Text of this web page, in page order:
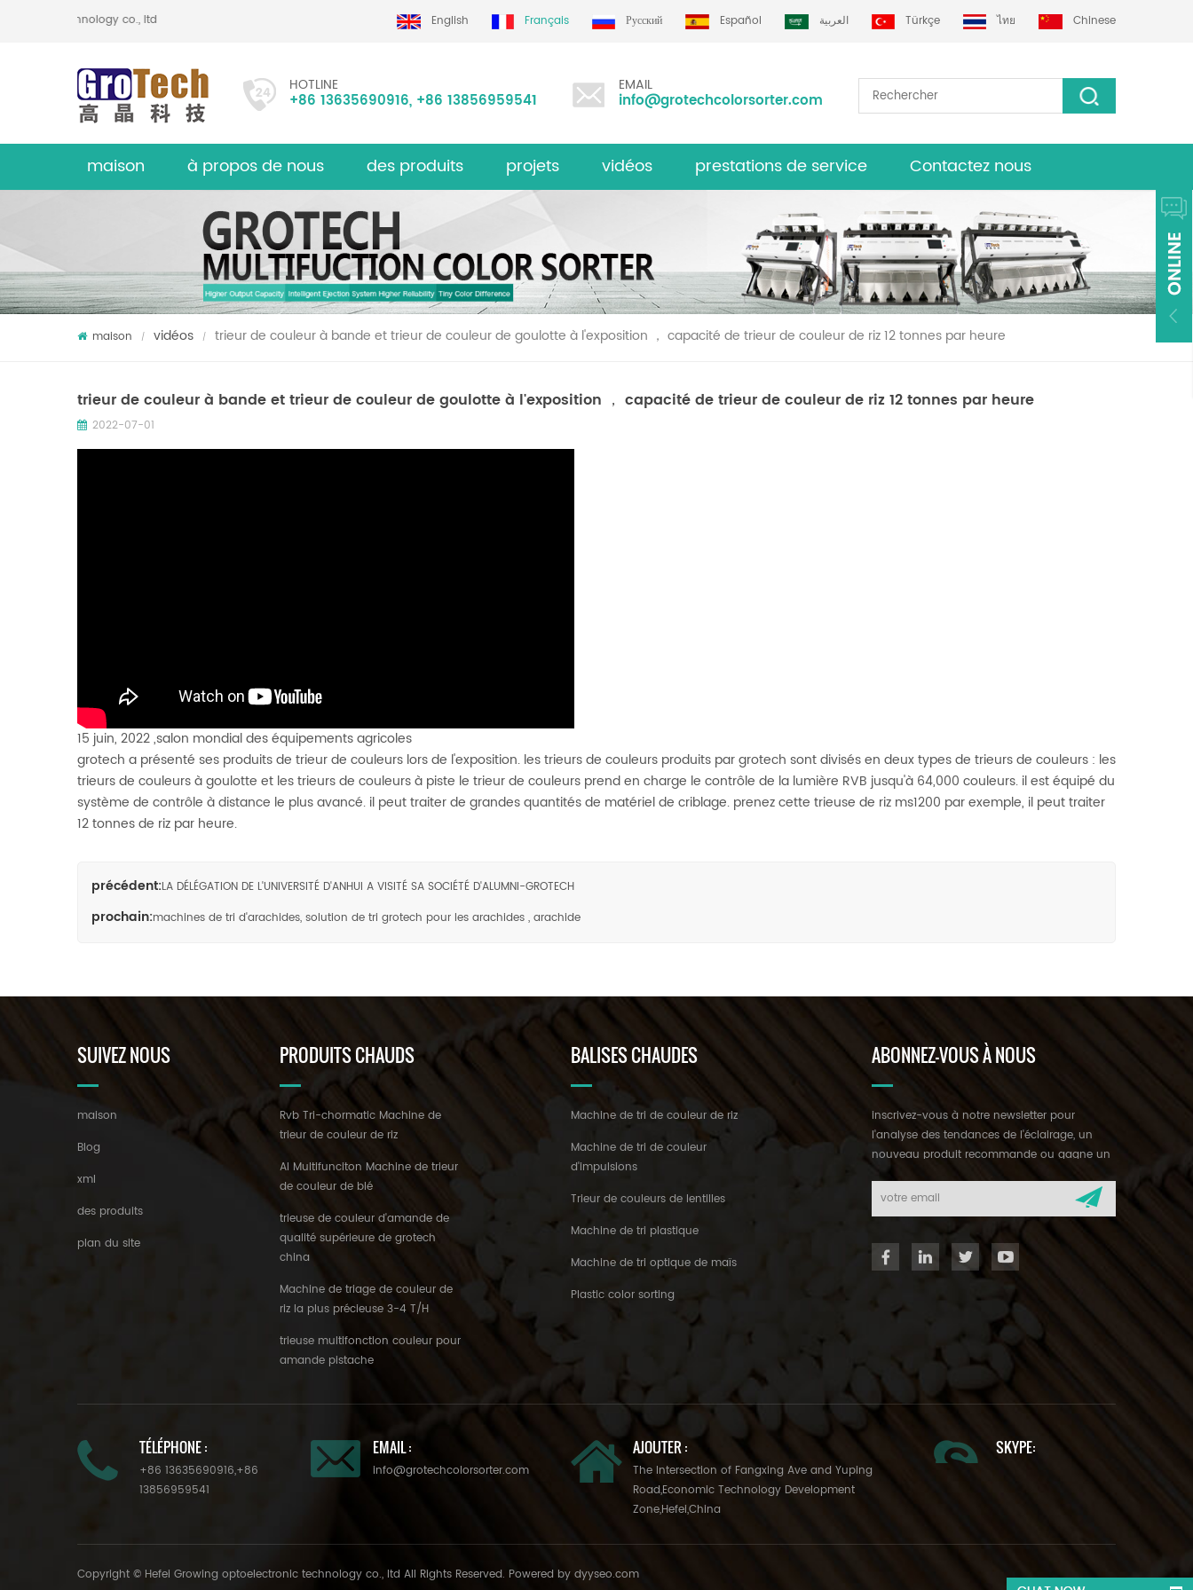
technology co., ltd English Français Русский Español العربية Türkçe ไทย Chinese
HOTLINE
+86 13635690916, +86 13856959541
EMAIL
info@grotechcolorsorter.com
maison à propos de nous des produits projets vidéos prestations de service Contactez nous
maison / vidéos / trieur de couleur à bande et trieur de couleur de goulotte à l'exposition ， capacité de trieur de couleur de riz 12 tonnes par heure
trieur de couleur à bande et trieur de couleur de goulotte à l'exposition ， capacité de trieur de couleur de riz 12 tonnes par heure
2022-07-01
15 juin, 2022 ,salon mondial des équipements agricoles
grotech a présenté ses produits de trieur de couleurs lors de l'exposition. les trieurs de couleurs produits par grotech sont divisés en deux types de trieurs de couleurs : les
trieurs de couleurs à goulotte et les trieurs de couleurs à piste le trieur de couleurs prend en charge le contrôle de la lumière RVB jusqu'à 64,000 couleurs. il est équipé du
système de contrôle à distance le plus avancé. il peut traiter de grandes quantités de matériel de criblage. prenez cette trieuse de riz ms1200 par exemple, il peut traiter
12 tonnes de riz par heure.
précédent:LA DÉLÉGATION DE L'UNIVERSITÉ D'ANHUI A VISITÉ SA SOCIÉTÉ D'ALUMNI-GROTECH
prochain:machines de tri d'arachides, solution de tri grotech pour les arachides , arachide
SUIVEZ NOUS
maison
Blog
xml
des produits
plan du site
PRODUITS CHAUDS
Rvb Tri-chormatic Machine de
trieur de couleur de riz
AI Multifunciton Machine de trieur
de couleur de blé
trieuse de couleur d'amande de
qualité supérieure de grotech
china
Machine de triage de couleur de
riz la plus précieuse 3-4 T/H
trieuse multifonction couleur pour
amande pistache
BALISES CHAUDES
Machine de tri de couleur de riz
Machine de tri de couleur
d'impulsions
Trieur de couleurs de lentilles
Machine de tri plastique
Machine de tri optique de maïs
Plastic color sorting
ABONNEZ-VOUS À NOUS
inscrivez-vous à notre newsletter pour
l'analyse des tendances de l'éclairage, un
nouveau produit recommande ou gagne un
TÉLÉPHONE :
+86 13635690916,+86
13856959541
EMAIL :
info@grotechcolorsorter.com
AJOUTER :
The Intersection of Fangxing Ave and Yuping
Road,Economic Technology Development
Zone,Hefei,China
SKYPE:
Copyright © Hefei Growing optoelectronic technology co., ltd All Rights Reserved. Powered by dyyseo.com